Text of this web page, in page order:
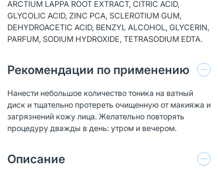
ARCTIUM LAPPA ROOT EXTRACT, CITRIC ACID,
GLYCOLIC ACID, ZINC PCA, SCLEROTIUM GUM,
DEHYDROACETIC ACID, BENZYL ALCOHOL, GLYCERIN,
PARFUM, SODIUM HYDROXIDE, TETRASODIUM EDTA.
Рекомендации по применению
Нанести небольшое количество тоника на ватный
диск и тщательно протереть очищенную от макияжа и
загрязнений кожу лица. Желательно повторять
процедуру дважды в день: утром и вечером.
Описание